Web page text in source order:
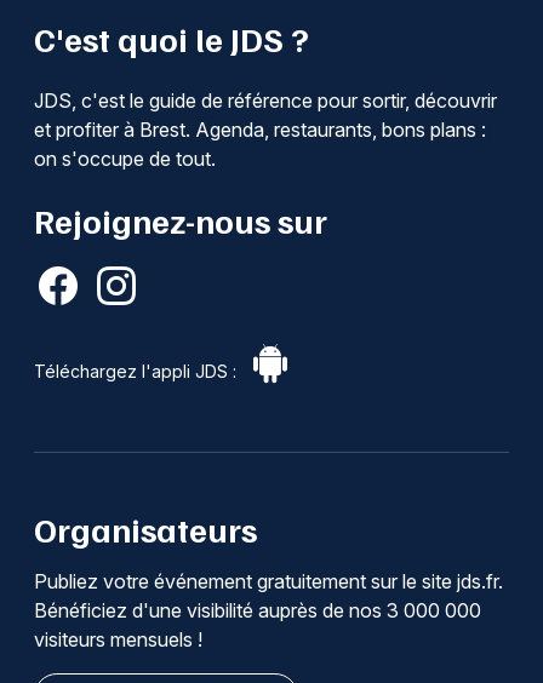
C'est quoi le JDS ?
JDS, c'est le guide de référence pour sortir, découvrir
et profiter à Brest. Agenda, restaurants, bons plans :
on s'occupe de tout.
Rejoignez-nous sur
Téléchargez l'appli JDS :
Organisateurs
Publiez votre événement gratuitement sur le site jds.fr.
Bénéficiez d'une visibilité auprès de nos 3 000 000
visiteurs mensuels !